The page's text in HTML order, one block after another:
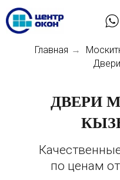
Главная →
ДВЕРИ
по ценам